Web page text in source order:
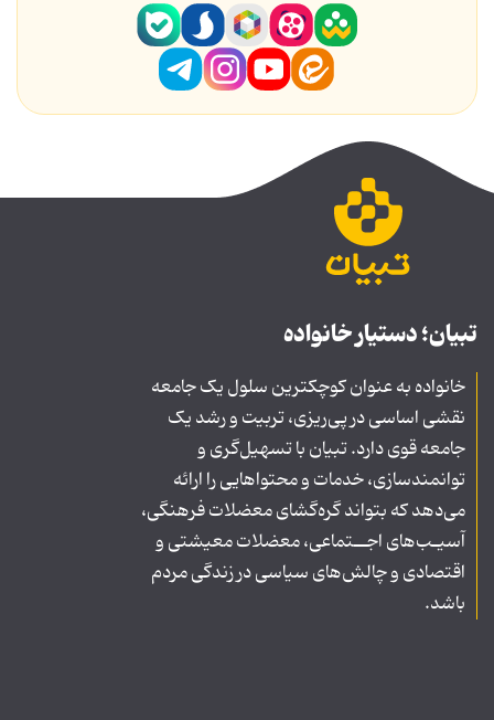
تبیان؛ دستیار خانواده
خانواده به عنوان کوچکترین سلول یک جامعه
نقشی اساسی در پی‌ریزی، تربیت و رشد یک
جامعه قوی دارد. تبیان با تسهیل‌گری و
توانمندسازی، خدمات و محتواهایی را ارائه
می‌دهد که بتواند گره‌گشای معضلات فرهنگی،
آسیـب‌های اجــتماعی، معضلات معیشتی و
اقتصادی و چالش‌های سیاسی در زندگی مردم
باشد.